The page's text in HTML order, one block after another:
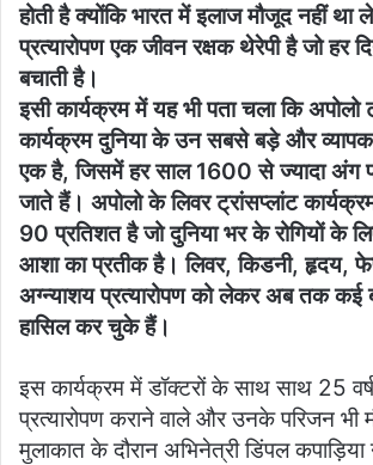
होती है क्योंकि भारत में इलाज मौजूद नहीं
प्रत्यारोपण एक जीवन रक्षक थेरेपी है जो हर
बचाती है।
इसी कार्यक्रम में यह भी पता चला कि अपोलो
कार्यक्रम दुनिया के उन सबसे बड़े और
एक है, जिसमें हर साल 1600 से ज्यादा अंग
जाते हैं। अपोलो के लिवर ट्रांसप्लांट
90 प्रतिशत है जो दुनिया भर के रोगियों के
आशा का प्रतीक है। लिवर, किडनी,
अग्न्याशय प्रत्यारोपण को लेकर अब तक कई
हासिल कर चुके हैं।
इस कार्यक्रम में डॉक्टरों के साथ साथ 25
प्रत्यारोपण कराने वाले और उनके परिजन
मुलाकात के दौरान अभिनेत्री डिंपल